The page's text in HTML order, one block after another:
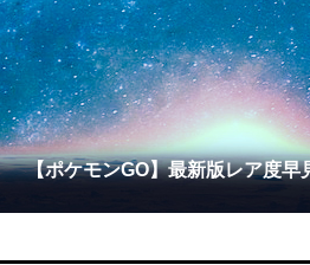
【ポケモンGO】最新版レア度早